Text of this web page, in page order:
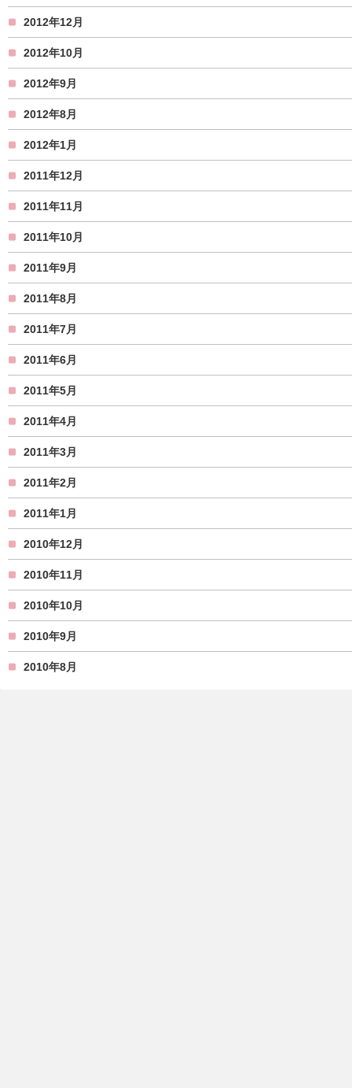
2012年12月
2012年10月
2012年9月
2012年8月
2012年1月
2011年12月
2011年11月
2011年10月
2011年9月
2011年8月
2011年7月
2011年6月
2011年5月
2011年4月
2011年3月
2011年2月
2011年1月
2010年12月
2010年11月
2010年10月
2010年9月
2010年8月